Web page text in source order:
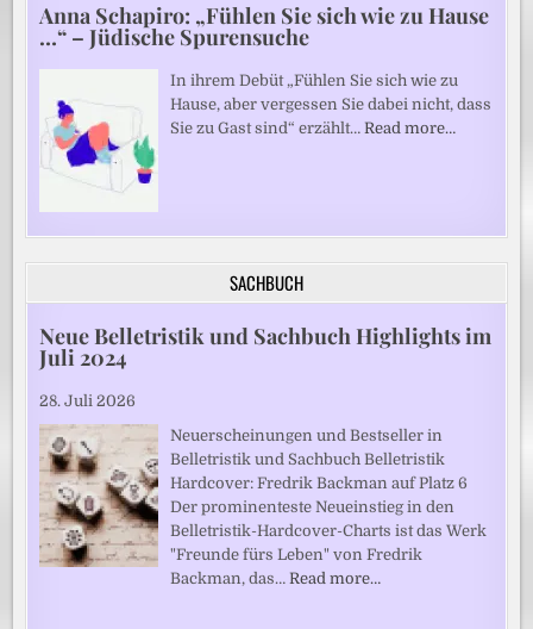
Anna Schapiro: „Fühlen Sie sich wie zu Hause
…“ – Jüdische Spurensuche
In ihrem Debüt „Fühlen Sie sich wie zu
Hause, aber vergessen Sie dabei nicht, dass
Sie zu Gast sind“ erzählt…Read more…
SACHBUCH
Neue Belletristik und Sachbuch Highlights im
Juli 2024
28. Juli 2026
Neuerscheinungen und Bestseller in
Belletristik und Sachbuch Belletristik
Hardcover: Fredrik Backman auf Platz 6
Der prominenteste Neueinstieg in den
Belletristik-Hardcover-Charts ist das Werk
"Freunde fürs Leben" von Fredrik
Backman, das…Read more…